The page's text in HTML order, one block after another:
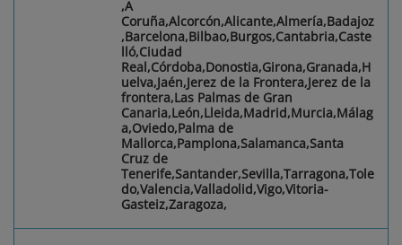
,A
Coruña,Alcorcón,Alicante,Almería,Badajoz
,Barcelona,Bilbao,Burgos,Cantabria,Caste
lló,Ciudad
Real,Córdoba,Donostia,Girona,Granada,H
uelva,Jaén,Jerez de la Frontera,Jerez de la
frontera,Las Palmas de Gran
Canaria,León,Lleida,Madrid,Murcia,Málag
a,Oviedo,Palma de
Mallorca,Pamplona,Salamanca,Santa
Cruz de
Tenerife,Santander,Sevilla,Tarragona,Tole
do,Valencia,Valladolid,Vigo,Vitoria-
Gasteiz,Zaragoza,